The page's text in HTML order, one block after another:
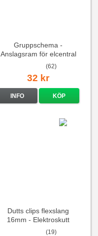
Gruppschema -
Anslagsram för elcentral
(62)
32 kr
INFO KÖP
Dutts clips flexslang
16mm - Elektroskutt
(19)